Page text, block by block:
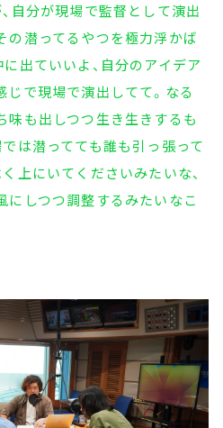
自分が現場で監督として演出
の潜ってるやつを極力浮かば
出ていいよ、自分のアイデア
で現場で演出してて。なる
味も出しつつ生き生きするも
は潜ってても誰も引っ張って
上にいてくださいみたいな、
にしつつ調整するみたいなこ